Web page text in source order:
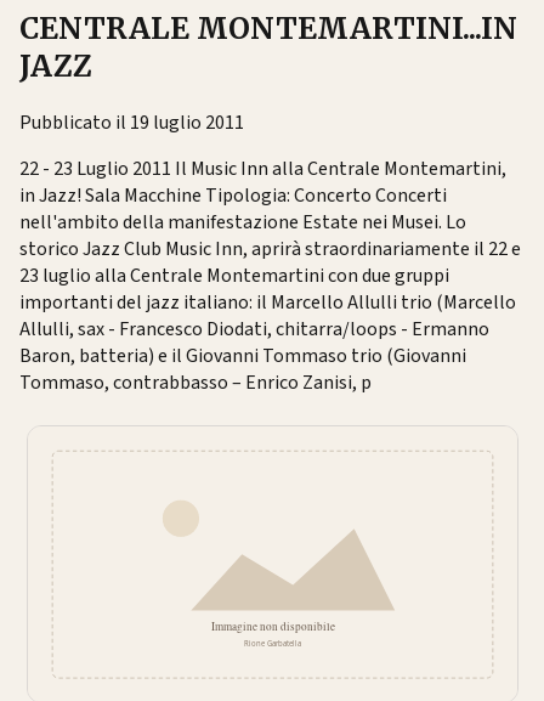
CENTRALE MONTEMARTINI...IN
JAZZ
Pubblicato il 19 luglio 2011
22 - 23 Luglio 2011 Il Music Inn alla Centrale Montemartini,
in Jazz! Sala Macchine Tipologia: Concerto Concerti
nell'ambito della manifestazione Estate nei Musei. Lo
storico Jazz Club Music Inn, aprirà straordinariamente il 22 e
23 luglio alla Centrale Montemartini con due gruppi
importanti del jazz italiano: il Marcello Allulli trio (Marcello
Allulli, sax - Francesco Diodati, chitarra/loops - Ermanno
Baron, batteria) e il Giovanni Tommaso trio (Giovanni
Tommaso, contrabbasso – Enrico Zanisi, p